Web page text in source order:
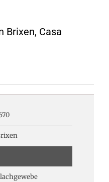
Brixen, Casa